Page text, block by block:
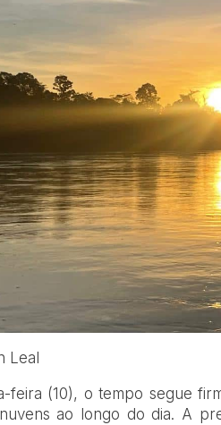
Leal
feira (10), o tempo segue
ao longo do dia. A